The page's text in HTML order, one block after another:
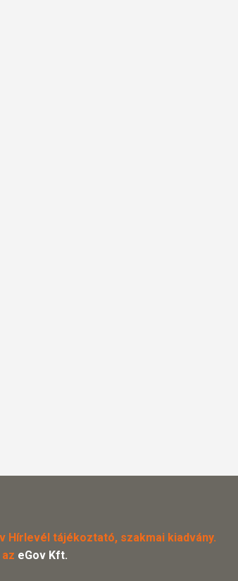
Hírlevél tájékoztató, szakmai kiadvány.
eGov Kft.